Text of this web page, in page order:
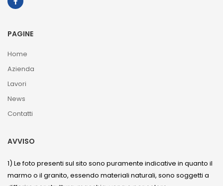
PAGINE
Home
Azienda
Lavori
News
Contatti
AVVISO
1) Le foto presenti sul sito sono puramente indicative in quanto il
marmo o il granito, essendo materiali naturali, sono soggetti a